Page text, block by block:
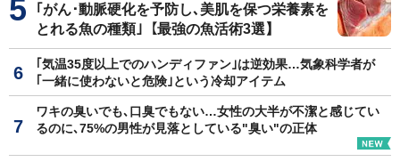
｢がん･動脈硬化を予防し､美肌を保つ栄養素を
とれる魚の種類｣【最強の魚活術3選】
｢気温35度以上でのハンディファン｣は逆効果…気象科学者が
｢一緒に使わないと危険｣という冷却アイテム
ワキの臭いでも､口臭でもない…女性の大半が不潔と感じてい
るのに､75%の男性が見落としている"臭い"の正体